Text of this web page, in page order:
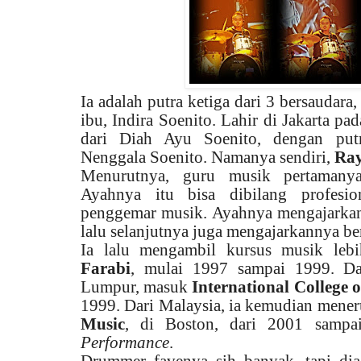
Ia adalah putra ketiga dari 3
ibu, Indira Soenito. Lahir di Jakarta
dari Diah Ayu Soenito, dengan
Nenggala Soenito. Namanya sendiri,
Menurutnya, guru musik
Ayahnya itu bisa dibilang
penggemar musik. Ayahnya
lalu selanjutnya juga mengajarkannya
Ia lalu mengambil kursus musik
Farabi, mulai 1997 sampai 1999.
Lumpur, masukInternational College
1999. Dari Malaysia, ia kemudian
Music, di Boston, dari 2001
Performance.